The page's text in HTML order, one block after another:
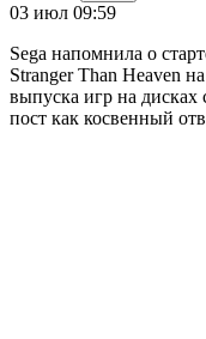
03 июл 09:59
Sega напомнила о
Stranger Than Heaven
выпуска игр на дисках
пост как косвенный